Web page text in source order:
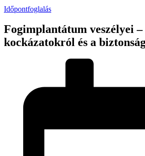
Időpontfoglalás
Fogimplantátum veszélyei –
kockázatokról és a